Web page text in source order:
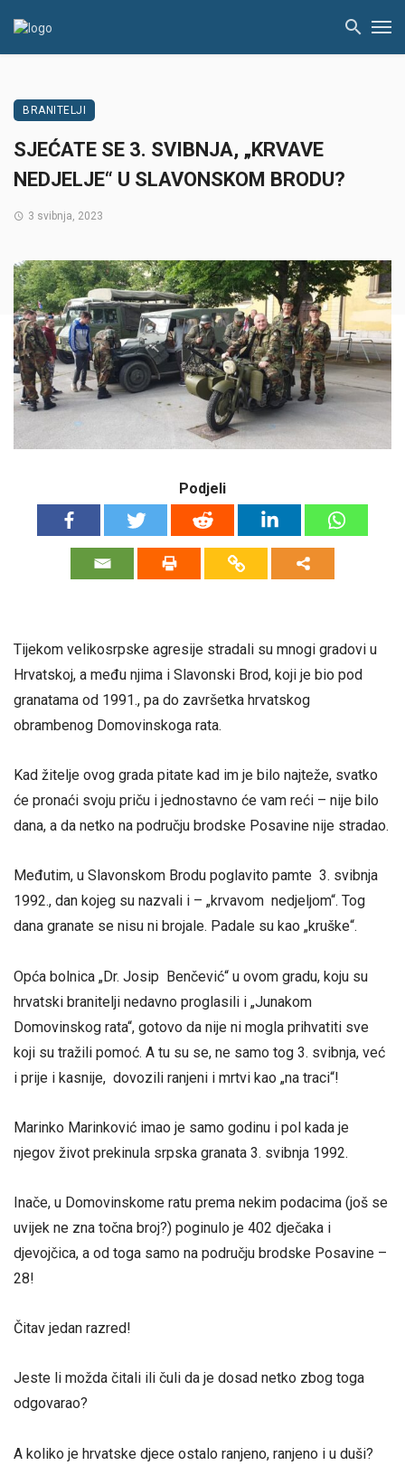
BRANITELJI
SJEĆATE SE 3. SVIBNJA, „KRVAVE
NEDJELJE“ U SLAVONSKOM BRODU?
3 svibnja, 2023
Podjeli
Tijekom velikosrpske agresije stradali su mnogi gradovi u
Hrvatskoj, a među njima i Slavonski Brod, koji je bio pod
granatama od 1991., pa do završetka hrvatskog
obrambenog Domovinskoga rata.
Kad žitelje ovog grada pitate kad im je bilo najteže, svatko
će pronaći svoju priču i jednostavno će vam reći – nije bilo
dana, a da netko na području brodske Posavine nije stradao.
Međutim, u Slavonskom Brodu poglavito pamte 3. svibnja
1992., dan kojeg su nazvali i – „krvavom nedjeljom“. Tog
dana granate se nisu ni brojale. Padale su kao „kruške“.
Opća bolnica „Dr. Josip Benčević“ u ovom gradu, koju su
hrvatski branitelji nedavno proglasili i „Junakom
Domovinskog rata“, gotovo da nije ni mogla prihvatiti sve
koji su tražili pomoć. A tu su se, ne samo tog 3. svibnja, već
i prije i kasnije, dovozili ranjeni i mrtvi kao „na traci“!
Marinko Marinković imao je samo godinu i pol kada je
njegov život prekinula srpska granata 3. svibnja 1992.
Inače, u Domovinskome ratu prema nekim podacima (još se
uvijek ne zna točna broj?) poginulo je 402 dječaka i
djevojčica, a od toga samo na području brodske Posavine –
28!
Čitav jedan razred!
Jeste li možda čitali ili čuli da je dosad netko zbog toga
odgovarao?
A koliko je hrvatske djece ostalo ranjeno, ranjeno i u duši?